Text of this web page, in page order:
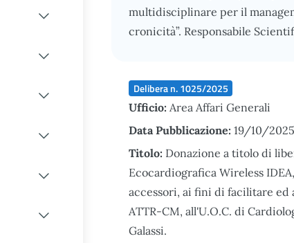
multidisciplinare per il
cronicità”. Responsabile
Delibera n. 1025/2025
Ufficio: Area Affari Generali
Data Pubblicazione: 19/10/2025
Titolo: Donazione a titolo di
Ecocardiografica Wireless
accessori, ai fini di facilitare
ATTR-CM, all'U.O.C. di
Galassi.